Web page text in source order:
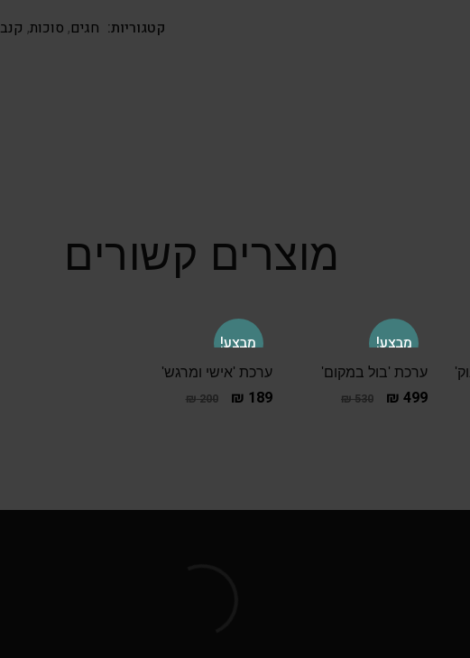
קטגוריות: חגים, סוכות,
מוצרים קשורים
מבצע!
ערכת 'בול במקום'
₪530 ₪ 499
מבצע!
ערכת 'אישי ומרגש'
₪200 ₪ 189